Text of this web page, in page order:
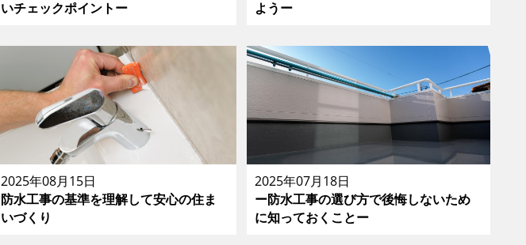
いチェックポイントー
ようー
2025年08月15日
防水工事の基準を理解して安心の住ま
いづくり
2025年07月18日
ー防水工事の選び方で後悔しないため
に知っておくことー